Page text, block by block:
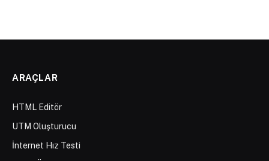
ARAÇLAR
HTML Editör
UTM Oluşturucu
İnternet Hız Testi